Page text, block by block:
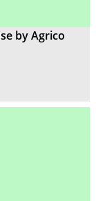
by Agrico